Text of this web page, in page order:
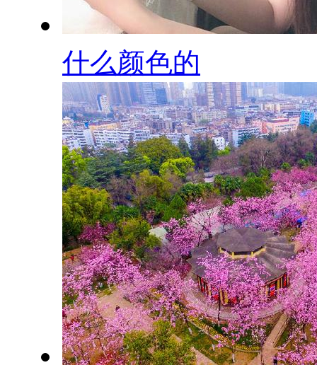
什么颜色的